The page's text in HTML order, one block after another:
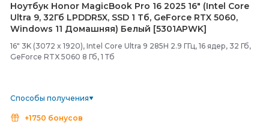
Ноутбук Honor MagicBook Pro 16 2025 16" (Intel Core
Ultra 9, 32Гб LPDDR5X, SSD 1 Тб, GeForce RTX 5060,
Windows 11 Домашняя) Белый [5301APWK]
16" 3K (3072 x 1920), Intel Core Ultra 9 285H 2.9 ГГц, 16 ядер, 32 Гб,
GeForce RTX 5060 8 Гб, 1 Тб
Способы получения
+1750 бонусов